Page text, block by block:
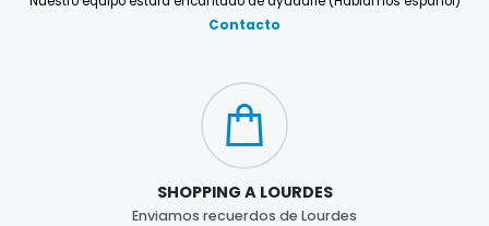
Contacto
SHOPPING A LOURDES
Enviamos recuerdos de Lourdes